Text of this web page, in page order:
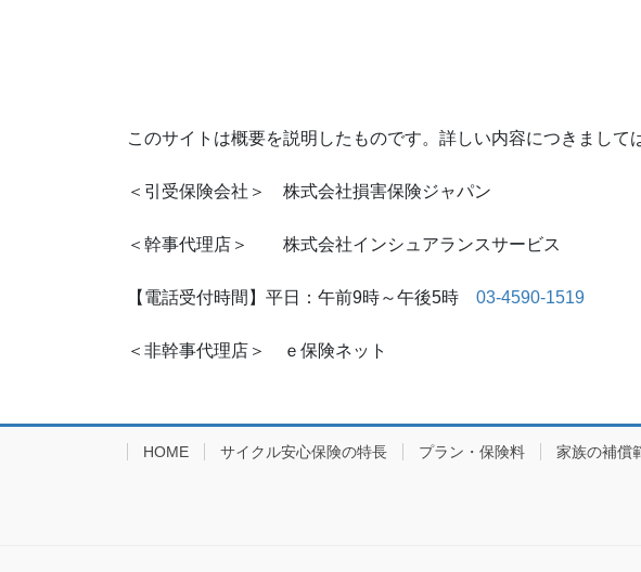
このサイトは概要を説明したものです。詳しい内容につきまし
＜引受保険会社＞ 株式会社損害保険ジャパン
＜幹事代理店＞ 株式会社インシュアランスサービス
【電話受付時間】平日：午前9時～午後5時 03-4590-1519
＜非幹事代理店＞ ｅ保険ネット
HOME サイクル安心保険の特長 プラン・保険料 家族の補償